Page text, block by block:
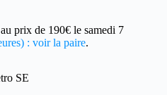
prix de 190€ le samedi 7
: voir la paire.
SE